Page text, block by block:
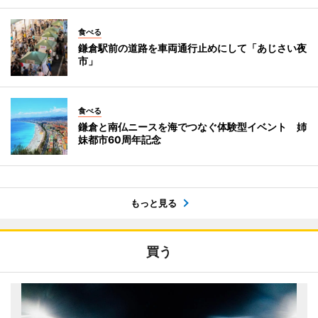
食べる
鎌倉駅前の道路を車両通行止めにして「あじさい夜
市」
食べる
鎌倉と南仏ニースを海でつなぐ体験型イベント 姉
妹都市60周年記念
もっと見る
買う